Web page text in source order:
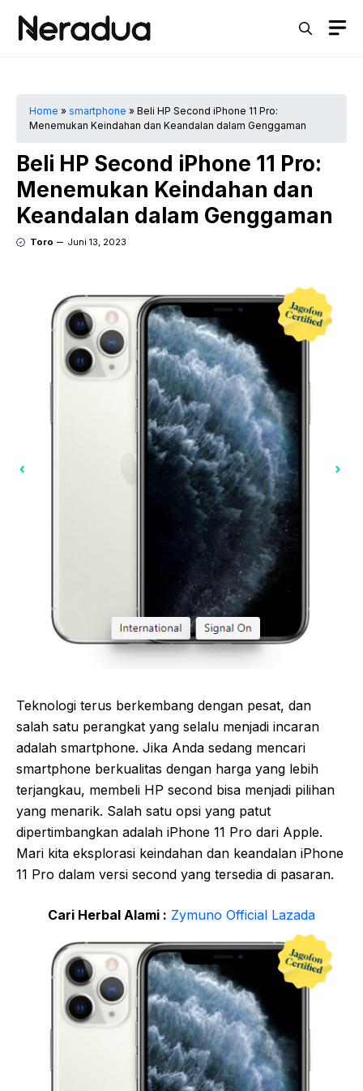
Home » smartphone » Beli HP Second iPhone 11 Pro:
Menemukan Keindahan dan Keandalan dalam Genggaman
Beli HP Second iPhone 11 Pro:
Menemukan Keindahan dan
Keandalan dalam Genggaman
Toro Juni 13, 2023
Teknologi terus berkembang dengan pesat, dan
salah satu perangkat yang selalu menjadi incaran
adalah smartphone. Jika Anda sedang mencari
smartphone berkualitas dengan harga yang lebih
terjangkau, membeli HP second bisa menjadi pilihan
yang menarik. Salah satu opsi yang patut
dipertimbangkan adalah iPhone 11 Pro dari Apple.
Mari kita eksplorasi keindahan dan keandalan iPhone
11 Pro dalam versi second yang tersedia di pasaran.
Cari Herbal Alami : Zymuno Official Lazada